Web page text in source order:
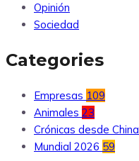
Opinión
Sociedad
Categories
Empresas 109
Animales 23
Crónicas desde China
Mundial 2026 59